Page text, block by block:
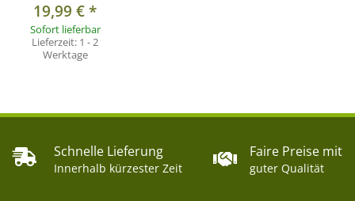
19,99 €*
Sofort lieferbar
Lieferzeit: 1 - 2
Werktage
Schnelle Lieferung
Innerhalb kürzester Zeit
Faire Preise mit
guter Qualität